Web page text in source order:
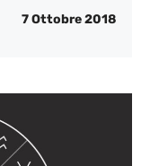
7 Ottobre 2018